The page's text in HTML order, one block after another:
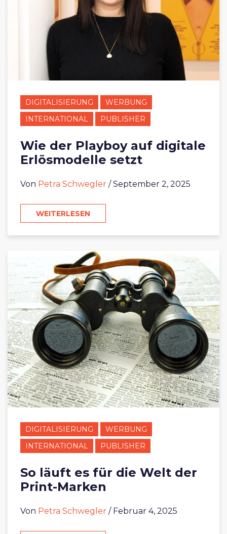
DIGITALISIERUNG
WERBUNG
INTERNATIONAL
PUBLISHER
Wie der Playboy auf digitale
Erlösmodelle setzt
Von Petra Schwegler / September 2, 2025
WEITERLESEN
DIGITALISIERUNG
WERBUNG
INTERNATIONAL
PUBLISHER
So läuft es für die Welt der
Print-Marken
Von Petra Schwegler / Februar 4, 2025